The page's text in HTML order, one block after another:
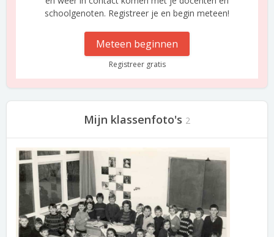
schoolgenoten. Registreer je en begin meteen!
Meteen beginnen
Registreer gratis
Mijn klassenfoto's 2